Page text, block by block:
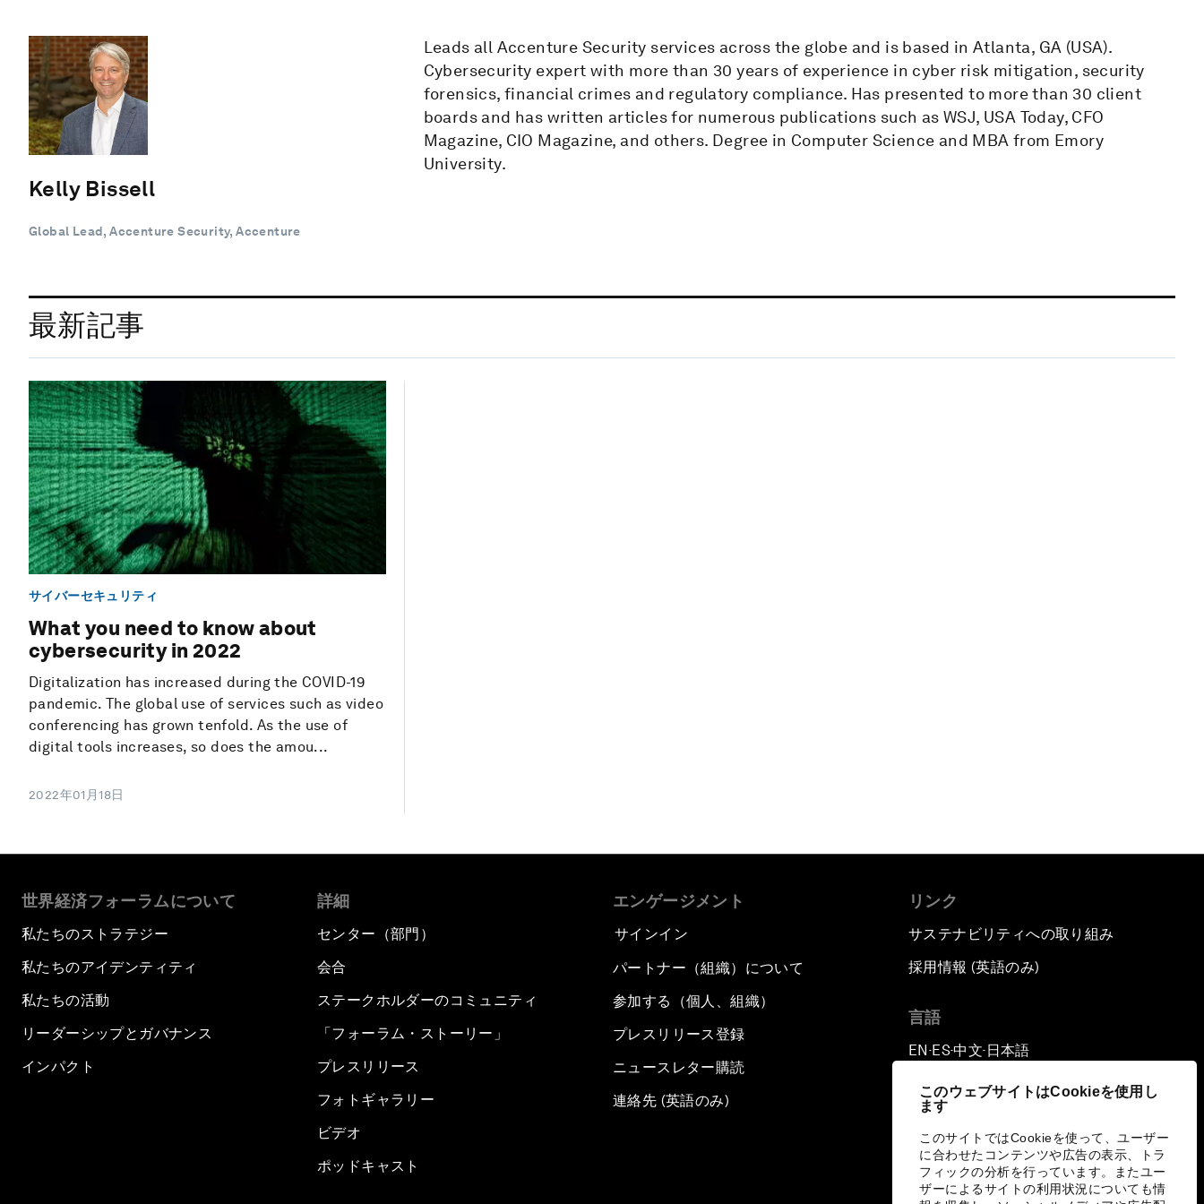
このウェブサイトはCookieを使用し
ます
このサイトではCookieを使って、ユーザー
に合わせたコンテンツや広告の表示、トラ
フィックの分析を行っています。またユー
ザーによるサイトの利用状況についても情
Kelly Bissell
Global Lead, Accenture Security, Accenture
Leads all Accenture Security services across the globe and is based in Atlanta, GA (USA).
Cybersecurity expert with more than 30 years of experience in cyber risk mitigation, security
forensics, financial crimes and regulatory compliance. Has presented to more than 30 client
boards and has written articles for numerous publications such as WSJ, USA Today, CFO
Magazine, CIO Magazine, and others. Degree in Computer Science and MBA from Emory
University.
最新記事
サイバーセキュリティ
What you need to know about
cybersecurity in 2022
Digitalization has increased during the COVID-19
pandemic. The global use of services such as video
conferencing has grown tenfold. As the use of
digital tools increases, so does the amou...
2022年01月18日
世界経済フォーラムについて
私たちのストラテジー
私たちのアイデンティティ
私たちの活動
リーダーシップとガバナンス
インパクト
詳細
センター（部門）
会合
ステークホルダーのコミュニティ
「フォーラム・ストーリー」
プレスリリース
フォトギャラリー
ビデオ
ポッドキャスト
エンゲージメント
サインイン
パートナー（組織）について
参加する（個人、組織）
プレスリリース登録
ニュースレター購読
連絡先 (英語のみ)
リンク
サステナビリティへの取り組み
採用情報 (英語のみ)
言語
EN ▪ ES▪中文▪ 日本語